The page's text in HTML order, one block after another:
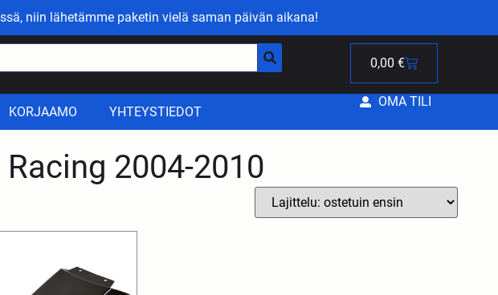
niin lähetämme paketin vielä saman päivän aikana!
0,00 €
KORJAAMO YHTEYSTIEDOT
OMA TILI
Racing 2004-2010